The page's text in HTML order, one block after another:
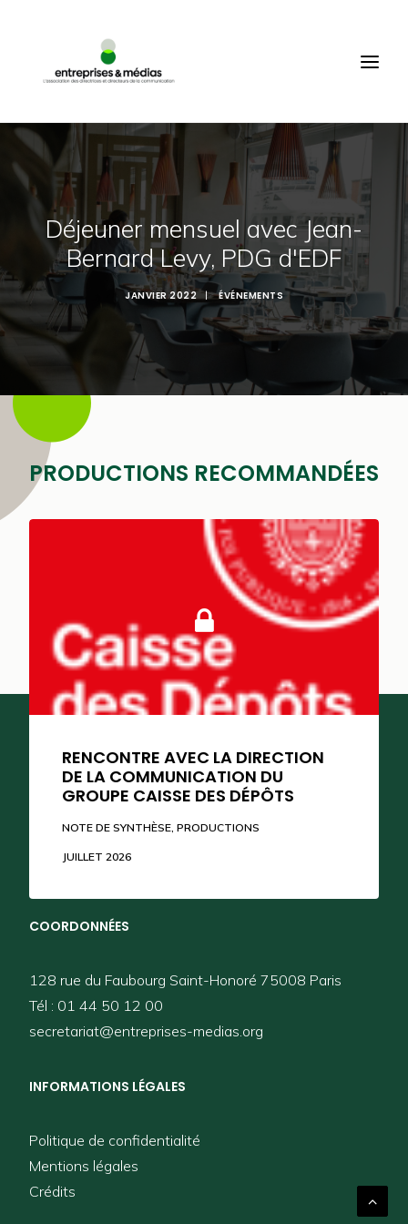
QUI SOMMES-NOUS ?
ÉVÉNEMENTS
COMMUNAUTÉ
MEMBRES
CONNEXION
FR
RECHERCHE
Déjeuner mensuel avec Jean-
Bernard Levy, PDG d'EDF
JANVIER 2022 | ÉVÉNEMENTS
PRODUCTIONS RECOMMANDÉES
RENCONTRE AVEC LA DIRECTION
DE LA COMMUNICATION DU
GROUPE CAISSE DES DÉPÔTS
NOTE DE SYNTHÈSE, PRODUCTIONS
JUILLET 2026
COORDONNÉES
128 rue du Faubourg Saint-Honoré 75008 Paris
Tél : 01 44 50 12 00
secretariat@entreprises-medias.org
INFORMATIONS LÉGALES
Politique de confidentialité
Mentions légales
Crédits